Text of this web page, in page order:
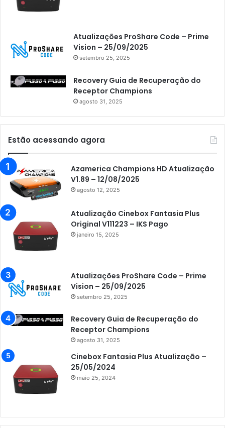
Atualizações ProShare Code – Prime
Vision – 25/09/2025
setembro 25, 2025
Recovery Guia de Recuperação do
Receptor Champions
agosto 31, 2025
Estão acessando agora
Azamerica Champions HD Atualização
V1.89 – 12/08/2025
agosto 12, 2025
Atualização Cinebox Fantasia Plus
Original V111223 – IKS Pago
janeiro 15, 2025
Atualizações ProShare Code – Prime
Vision – 25/09/2025
setembro 25, 2025
Recovery Guia de Recuperação do
Receptor Champions
agosto 31, 2025
Cinebox Fantasia Plus Atualização –
25/05/2024
maio 25, 2024